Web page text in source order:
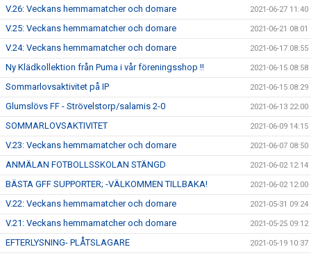
V.26: Veckans hemmamatcher och domare 2021-06-27 11:40
V.25: Veckans hemmamatcher och domare 2021-06-21 08:01
V.24: Veckans hemmamatcher och domare 2021-06-17 08:55
Ny Klädkollektion från Puma i vår föreningsshop !! 2021-06-15 08:58
Sommarlovsaktivitet på IP 2021-06-15 08:29
Glumslövs FF - Strövelstorp/salamis 2-0 2021-06-13 22:00
SOMMARLOVSAKTIVITET 2021-06-09 14:15
V.23: Veckans hemmamatcher och domare 2021-06-07 08:50
ANMÄLAN FOTBOLLSSKOLAN STÄNGD 2021-06-02 12:14
BÄSTA GFF SUPPORTER; -VÄLKOMMEN TILLBAKA! 2021-06-02 12:00
V.22: Veckans hemmamatcher och domare 2021-05-31 09:24
V.21: Veckans hemmamatcher och domare 2021-05-25 09:12
EFTERLYSNING- PLÅTSLAGARE 2021-05-19 10:37